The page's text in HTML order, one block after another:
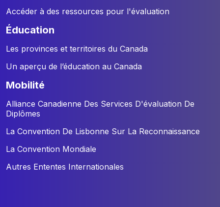
Accéder à des ressources pour l'évaluation
éducation
Les provinces et territoires du Canada
Un aperçu de l’éducation au Canada
mobilité
Alliance Canadienne Des Services D'évaluation De
Diplômes
La Convention De Lisbonne Sur La Reconnaissance
La Convention Mondiale
Autres Ententes Internationales